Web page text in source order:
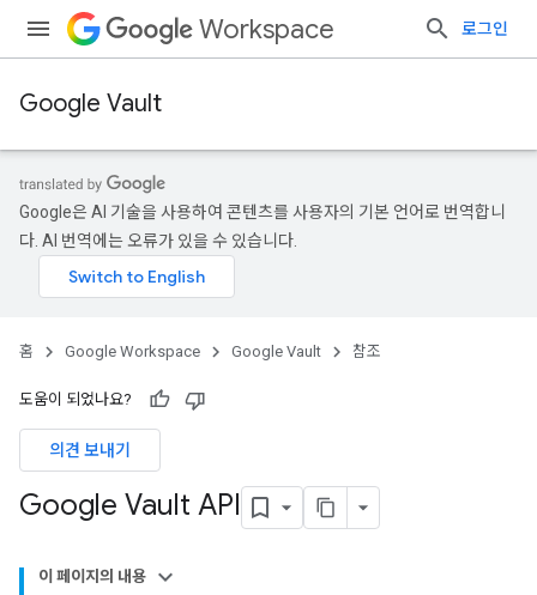
Workspace 로그인
Google Vault
Google은 AI 기술을 사용하여 콘텐츠를 사용자의 기본 언어로 번역합니
다. AI 번역에는 오류가 있을 수 있습니다.
홈 Google Workspace Google Vault 참조
도움이 되었나요?
의견 보내기
Google Vault API
이 페이지의 내용